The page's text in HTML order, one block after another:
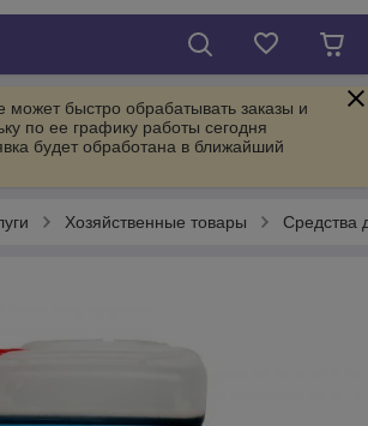
может быстро обрабатывать заказы и
по ее графику работы сегодня
будет обработана в ближайший
Хозяйственные товары Средства